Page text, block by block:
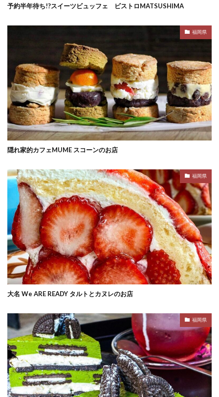
予約半年待ち!?スイーツビュッフェ ビストロMATSUSHIMA
福岡県
隠れ家的カフェMUME スコーンのお店
福岡県
大名 We ARE READY タルトとカヌレのお店
福岡県